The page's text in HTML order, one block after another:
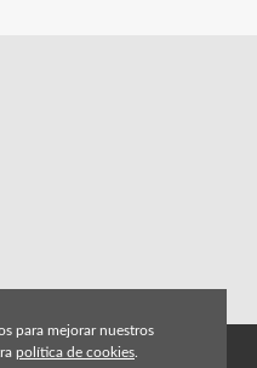
Comares
para mejorar nuestros
política de cookies